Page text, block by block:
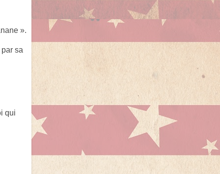
».
sa
qui